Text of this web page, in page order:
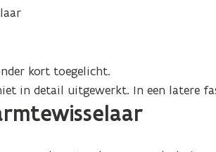
kort toegelicht.
in detail uitgewerkt. In een latere